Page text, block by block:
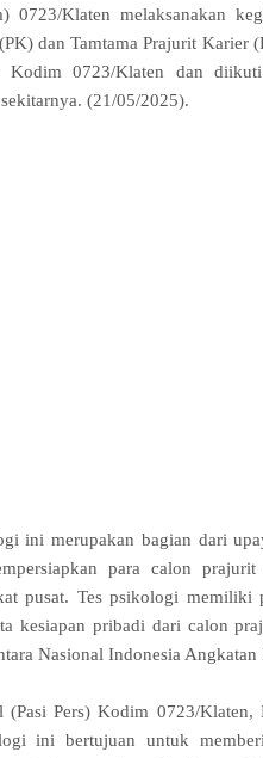
Klaten melaksanakan
dan Tamtama Prajurit Karier
Kodim 0723/Klaten dan
(21/05/2025).
ini merupakan bagian dari
para calon
pusat. Tes psikologi memiliki
kesiapan pribadi dari calon
Nasional Indonesia
(Pasi Pers) Kodim 0723/
ini bertujuan untuk